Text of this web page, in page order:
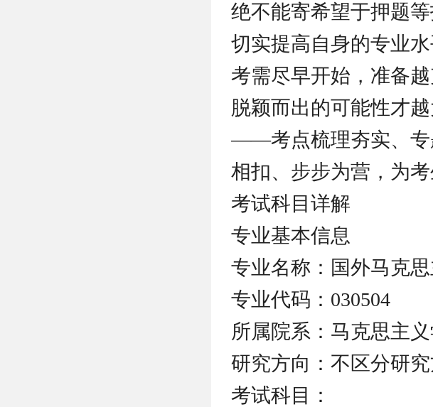
绝不能寄希望于押题
切实提高自身的专业
考需尽早开始，准备
脱颖而出的可能性才
——考点梳理夯实、专
相扣、步步为营，为
考试科目详解
专业基本信息
专业名称：国外马克
专业代码：030504
所属院系：马克思主
研究方向：不区分研究
考试科目：